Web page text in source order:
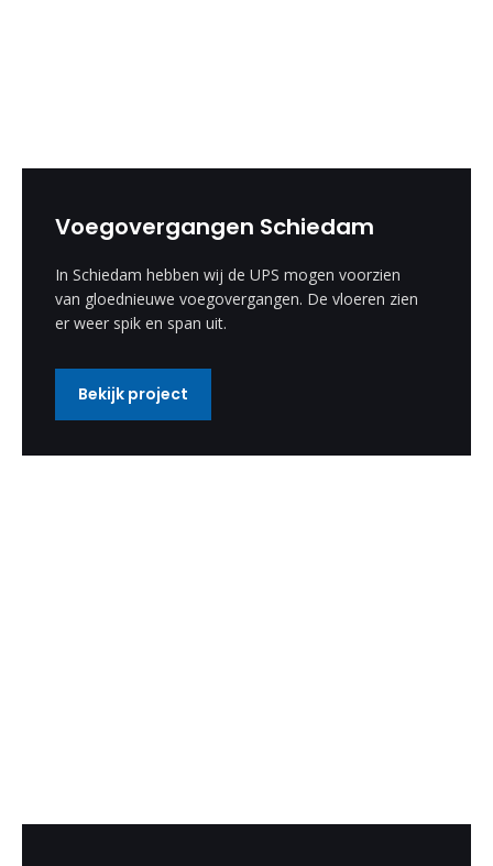
Voegovergangen Schiedam
In Schiedam hebben wij de UPS mogen voorzien
van gloednieuwe voegovergangen. De vloeren zien
er weer spik en span uit.
Bekijk project